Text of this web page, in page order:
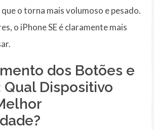
o torna mais volumoso e pesado.
o iPhone SE é claramente mais
dos Botões e
Qual Dispositivo